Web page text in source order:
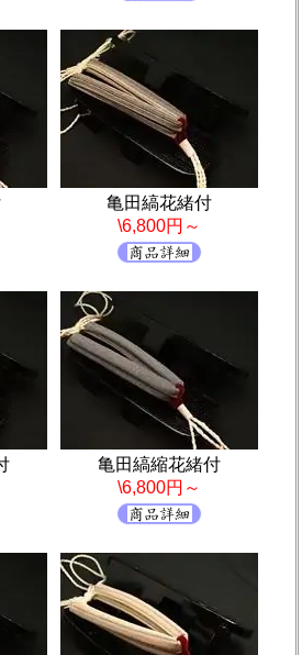
亀田縞花緒付
\6,800円～
亀田縞縮花緒付
\6,800円～